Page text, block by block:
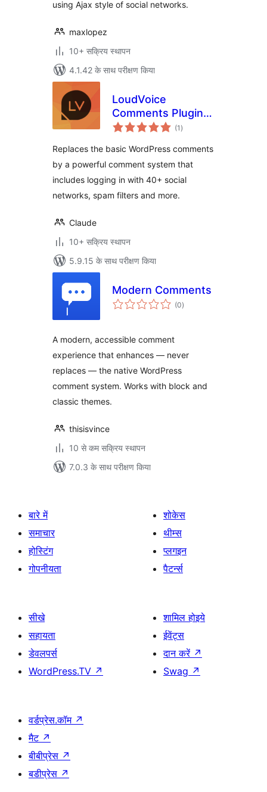
using Ajax style of social networks.
maxlopez
10+ सक्रिय स्थापन
4.1.42 के साथ परीक्षण किया
LoudVoice
Comments Plugin –
Supercharge your
comments
(1 कुल
दर)
Replaces the basic WordPress comments
by a powerful comment system that
includes logging in with 40+ social
networks, spam filters and more.
Claude
10+ सक्रिय स्थापन
5.9.15 के साथ परीक्षण किया
Modern Comments
(0कुल
दर)
A modern, accessible comment
experience that enhances — never
replaces — the native WordPress
comment system. Works with block and
classic themes.
thisisvince
10 से कम सक्रिय स्थापन
7.0.3 के साथ परीक्षण किया
बारे में
समाचार
होस्टिंग
गोपनीयता
शोकेस
थीम्स
प्लगइन
पैटर्न्स
सीखे
सहायता
डेवलपर्स
WordPress.TV ↗
शामिल होइये
ईवेंट्स
दान करें ↗
Swag ↗
वर्डप्रेस.कॉम ↗
मैट ↗
बीबीप्रेस ↗
बडीप्रेस ↗